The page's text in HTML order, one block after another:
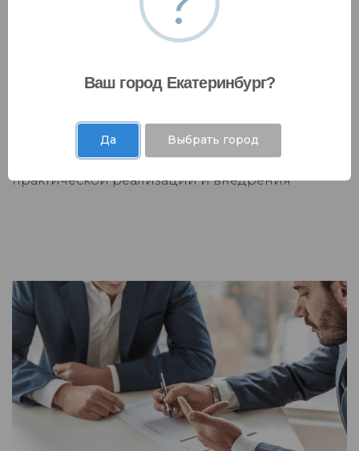
Операционная эффективность
Выявление источников повышения
эффективности операционной деятельности и
обоснование инструментов для их
практической реализации и внедрения
Ваш город Екатеринбург?
Да Выбрать город